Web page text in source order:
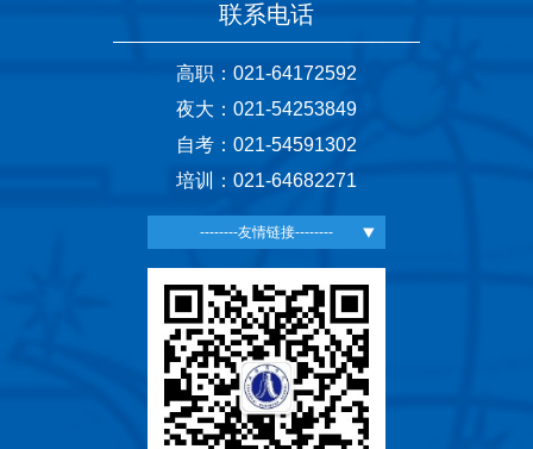
联系电话
高职：021-64172592
夜大：021-54253849
自考：021-54591302
培训：021-64682271
--------友情链接--------